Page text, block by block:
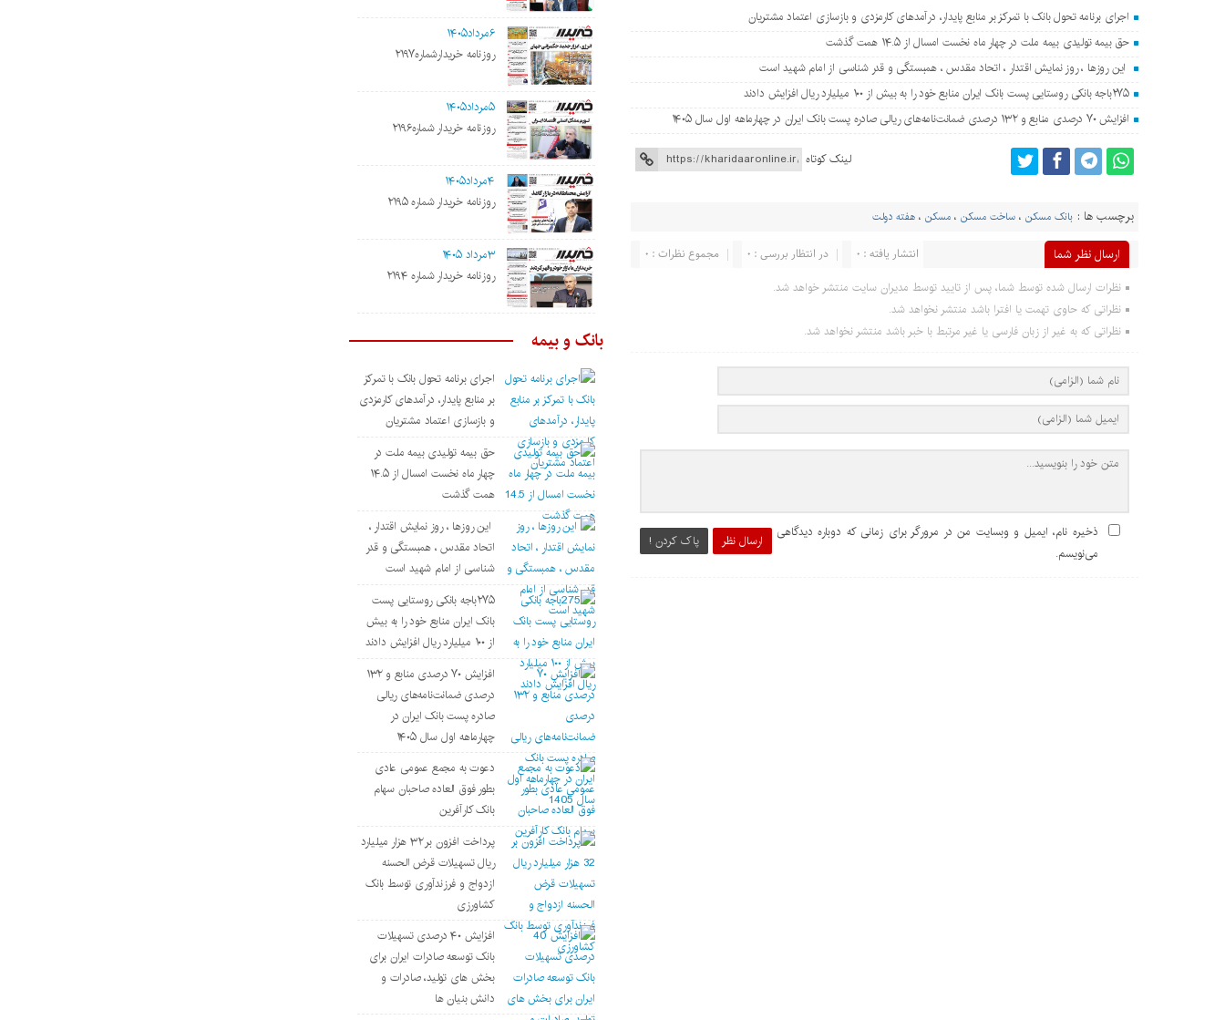
اجرای برنامه تحول بانک با تمرکز بر منابع پایدار، درآمدهای کارمزدی و بازسازی اعتماد مشتریان
حق بیمه تولیدی بیمه ملت در چهار ماه نخست امسال از ۱۴.۵ همت گذشت
این روزها ، روز نمایش اقتدار ، اتحاد مقدس ، همبستگی و قدر شناسی از امام شهید است
۲۷۵باجه بانکی روستایی پست بانک ایران منابع خود را به بیش از ۱۰۰ میلیارد ریال افزایش دادند
افزایش ۷۰ درصدی منابع و ۱۳۲ درصدی ضمانت‌نامه‌های ریالی صادره پست بانک ایران در چهارماهه اول سال ۱۴۰۵
لینک کوتاه
برچسب ها : بانک مسکن ،ساخت مسکن ،مسکن ،هفته دولت
ارسال نظر شما مجموع نظرات : ۰ در انتظار بررسی : ۰ انتشار یافته : ۰
نظرات ارسال شده توسط شما، پس از تایید توسط مدیران سایت منتشر خواهد شد.
نظراتی که حاوی تهمت یا افترا باشد منتشر نخواهد شد.
نظراتی که به غیر از زبان فارسی یا غیر مرتبط با خبر باشد منتشر نخواهد شد.
ارسال نظر پاک کردن !
ذخیره نام، ایمیل و وبسایت من در مرورگر برای زمانی که دوباره دیدگاهی
می‌نویسم.
۶مرداد۱۴۰۵
روزنامه خریدارشماره۲۱۹۷
۵مرداد۱۴۰۵
روزنامه خریدار شماره۲۱۹۶
۴مرداد۱۴۰۵
روزنامه خریدار شماره ۲۱۹۵
۳مرداد ۱۴۰۵
روزنامه خریدار شماره ۲۱۹۴
بانک و بیمه
اجرای برنامه تحول بانک با تمرکز
بر منابع پایدار، درآمدهای کارمزدی
و بازسازی اعتماد مشتریان
حق بیمه تولیدی بیمه ملت در
چهار ماه نخست امسال از ۱۴.۵
همت گذشت
این روزها ، روز نمایش اقتدار ،
اتحاد مقدس ، همبستگی و قدر
شناسی از امام شهید است
۲۷۵باجه بانکی روستایی پست
بانک ایران منابع خود را به بیش
از ۱۰۰ میلیارد ریال افزایش دادند
افزایش ۷۰ درصدی منابع و ۱۳۲
درصدی ضمانت‌نامه‌های ریالی
صادره پست بانک ایران در
چهارماهه اول سال ۱۴۰۵
دعوت به مجمع عمومی عادی
بطور فوق العاده صاحبان سهام
بانک کارآفرین
پرداخت افزون بر ۳۲ هزار میلیارد
ریال تسهیلات قرض الحسنه
ازدواج و فرزندآوری توسط بانک
کشاورزی
افزایش ۴۰ درصدی تسهیلات
بانک توسعه صادرات ایران برای
بخش های تولید، صادرات و
دانش بنیان ها